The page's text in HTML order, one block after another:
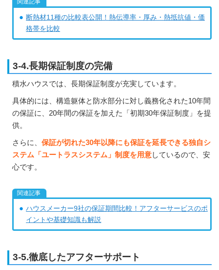
断熱材11種の比較表公開！熱伝導率・厚み・熱抵抗値・価
格帯を比較
3-4.長期保証制度の完備
積水ハウスでは、長期保証制度が充実しています。
具体的には、構造躯体と防水部分に対し義務化された10年間
の保証に、20年間の保証を加えた「初期30年保証制度」を提
供。
さらに、 保証が切れた30年以降にも保証を延長できる独自シ
ステム「ユートラスシステム」制度を用意しているので、安
心です。
ハウスメーカー9社の保証期間比較！アフターサービスのポ
イントや基礎知識も解説
3-5.徹底したアフターサポート